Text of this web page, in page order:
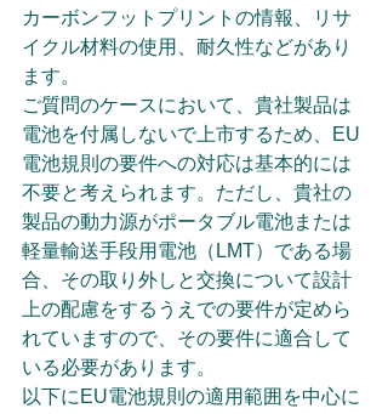
カーボンフットプリントの情報、リサ
イクル材料の使用、耐久性などがあり
ます。
ご質問のケースにおいて、貴社製品は
電池を付属しないで上市するため、EU
電池規則の要件への対応は基本的には
不要と考えられます。ただし、貴社の
製品の動力源がポータブル電池または
軽量輸送手段用電池（LMT）である場
合、その取り外しと交換について設計
上の配慮をするうえでの要件が定めら
れていますので、その要件に適合して
いる必要があります。
以下にEU電池規則の適用範囲を中心に